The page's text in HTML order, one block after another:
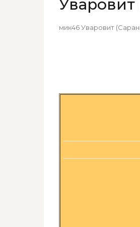
Уваровит
мик46 Уваровит